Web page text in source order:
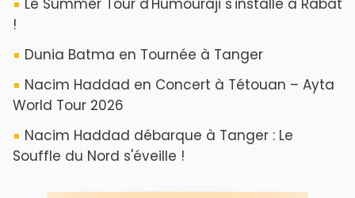
!
Dunia Batma en Tournée à Tanger
Nacim Haddad en Concert à Tétouan – Ayta
World Tour 2026
Nacim Haddad débarque à Tanger : Le
Souffle du Nord s'éveille !